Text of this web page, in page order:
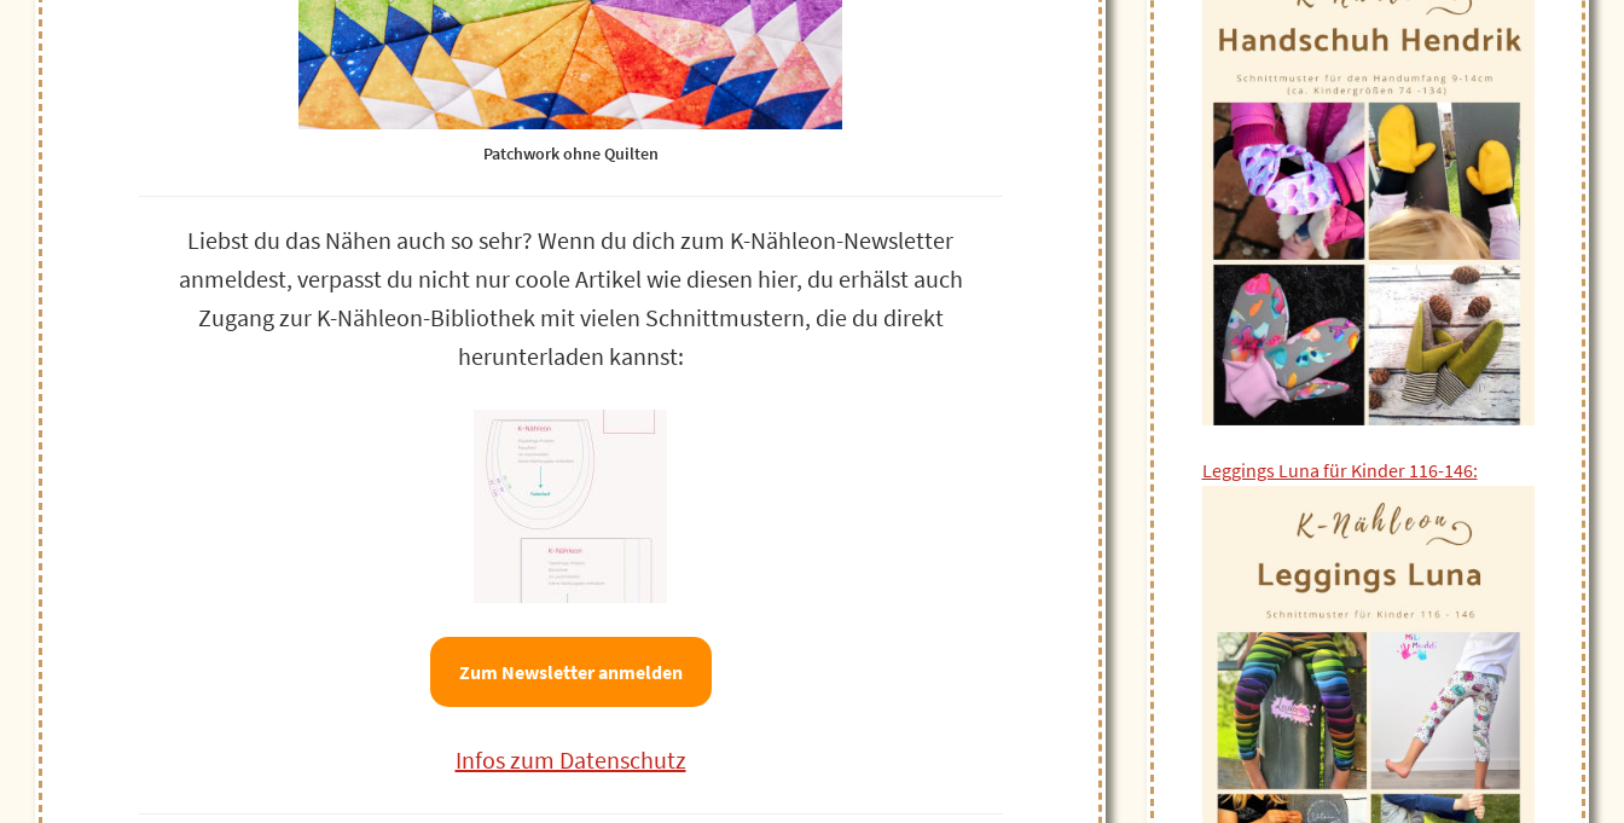
Patchwork ohne Quilten
Liebst du das Nähen auch so sehr? Wenn du dich zum K-Nähleon-Newsletter
anmeldest, verpasst du nicht nur coole Artikel wie diesen hier, du erhälst auch
Zugang zur K-Nähleon-Bibliothek mit vielen Schnittmustern, die du direkt
herunterladen kannst:
Zum Newsletter anmelden
Infos zum Datenschutz
Leggings Luna für Kinder 116-146: